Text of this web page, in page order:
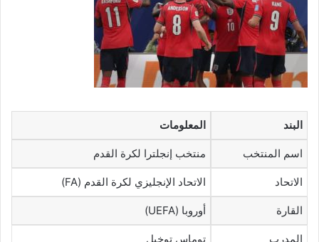
البند المعلومات
اسم المنتخب منتخب إنجلترا لكرة القدم
الاتحاد الاتحاد الإنجليزي لكرة القدم (FA)
القارة أوروبا (UEFA)
المدرب توماس توخيل